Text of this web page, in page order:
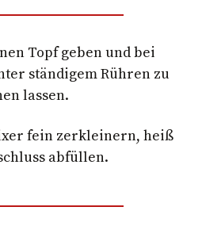
Topf geben und bei
ständigem Rühren zu
lassen.
fein zerkleinern, heiß
abfüllen.